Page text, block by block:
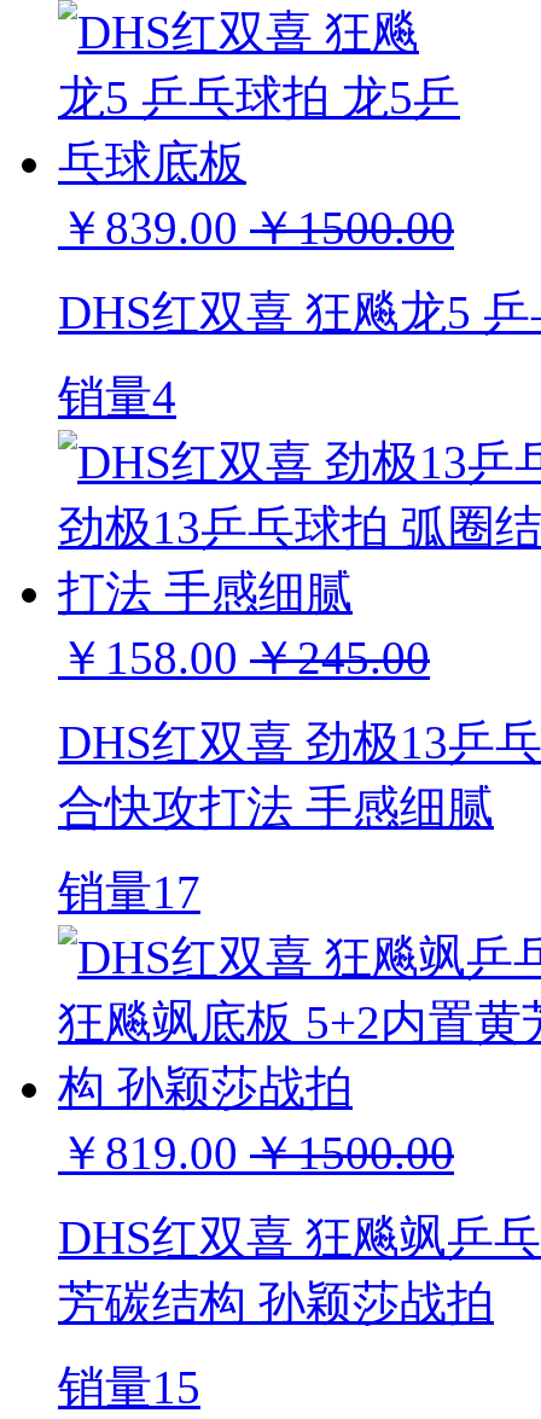
￥839.00 ￥1500.00
DHS红双喜 狂飚龙5
销量4
￥158.00 ￥245.00
DHS红双喜 劲极13乒
合快攻打法 手感细腻
销量17
￥819.00 ￥1500.00
DHS红双喜 狂飚飒乒
芳碳结构 孙颖莎战拍
销量15